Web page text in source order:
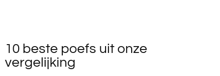
10 beste poefs uit onze
vergelijking